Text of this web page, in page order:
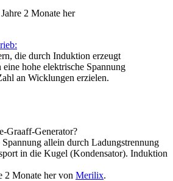
2 Monate her
die durch Induktion erzeugt
hohe elektrische Spannung
an Wicklungen erzielen.
Graaff-Generator?
allein durch Ladungstrennung
in die Kugel (Kondensator). Induktion
2 Monate her von Merilix.